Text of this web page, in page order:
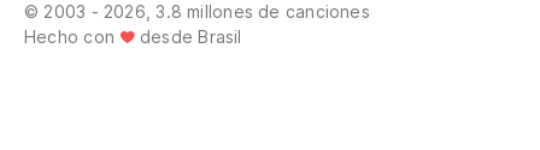
© 2003 - 2026, 3.8 millones de canciones
Hecho con
desde Brasil